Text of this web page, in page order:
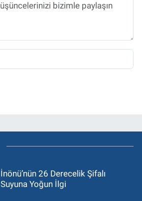
İnönü’nün 26 Derecelik Şifalı
Suyuna Yoğun İlgi